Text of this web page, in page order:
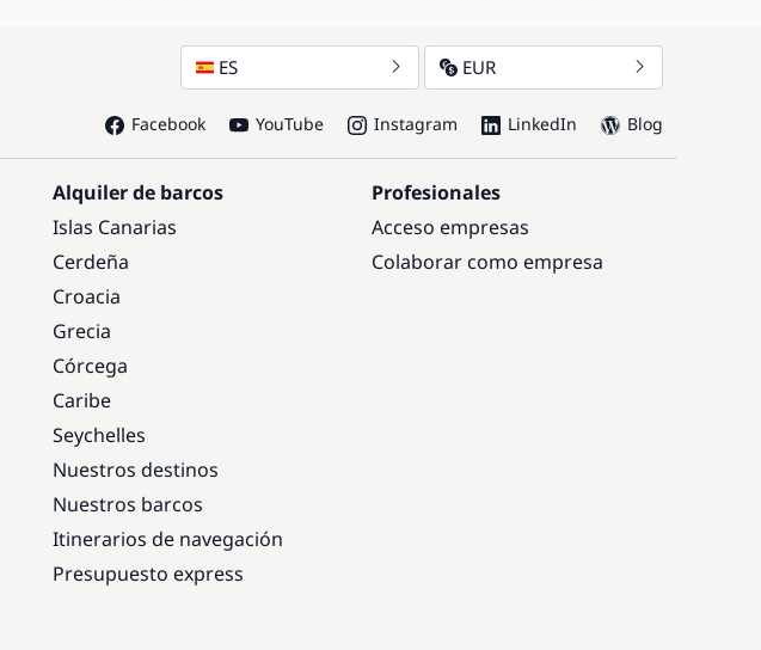
ES EUR
Facebook YouTube Instagram LinkedIn Blog
Alquiler de barcos
Islas Canarias
Cerdeña
Croacia
Grecia
Córcega
Caribe
Seychelles
Nuestros destinos
Nuestros barcos
Itinerarios de navegación
Presupuesto express
Profesionales
Acceso empresas
Colaborar como empresa